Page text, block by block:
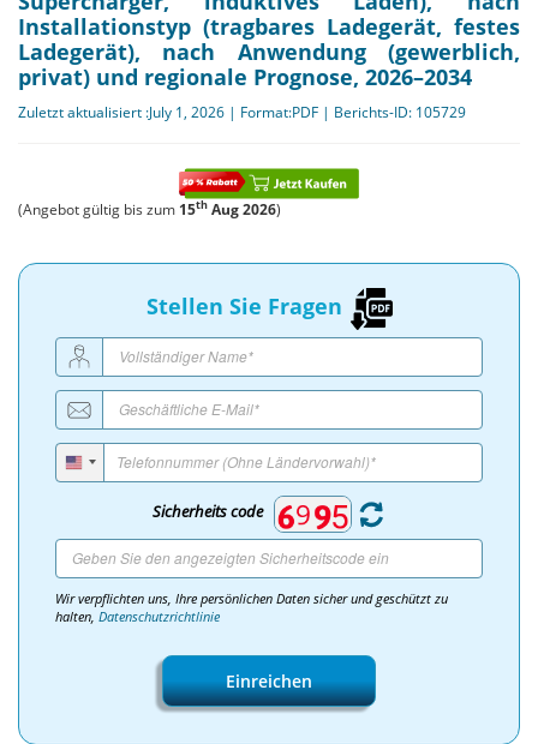
Installationstyp (tragbares Ladegerät, festes
Ladegerät), nach Anwendung (gewerblich,
privat) und regionale Prognose, 2026–2034
Zuletzt aktualisiert :July 1, 2026 | Format:PDF | Berichts-ID: 105729
(Angebot gültig bis zum 15th Aug 2026)
Stellen Sie Fragen
Sicherheits code
Wir verpflichten uns, Ihre persönlichen Daten sicher und geschützt zu
halten, Datenschutzrichtlinie
Einreichen